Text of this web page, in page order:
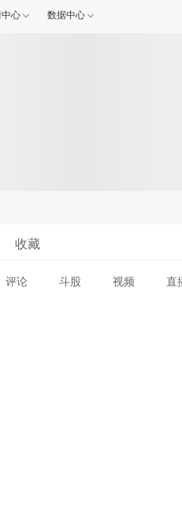
心 数据中心
收藏
评论 斗股 视频 直